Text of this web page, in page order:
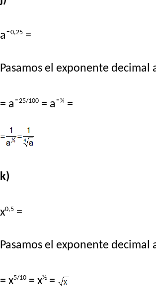
a⁻0,25 =
Pasamos el exponente decimal
= a⁻25/100 = a⁻¼ =
k)
x0,5 =
Pasamos el exponente decimal
= x5/10 = x½ =